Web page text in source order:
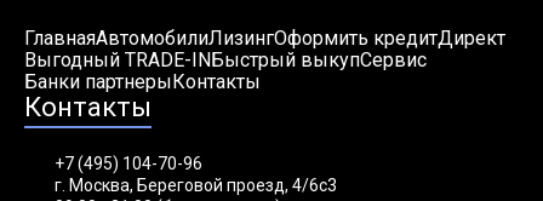
ГлавнаяАвтомобилиЛизингОформить кредитДирект
Выгодный TRADE-INБыстрый выкупСервис
Банки партнерыКонтакты
Контакты
+7 (495) 104-70-96
г. Москва, Береговой проезд, 4/6с3